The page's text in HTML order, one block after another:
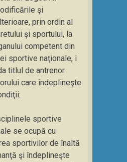
şi
prin ordin al
şi sportului, la
competent din
sportive naţionale, i
titlul de antrenor
care îndeplineşte
sportive
se ocupă cu
sportivilor de înaltă
şi îndeplineşte